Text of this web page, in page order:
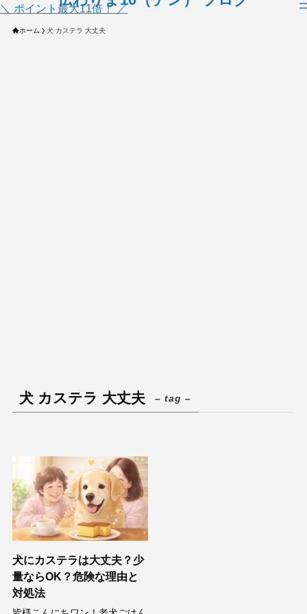
＼ ポイント最大11倍！ ／
ホーム 犬 カステラ 大丈夫
犬 カステラ 大丈夫 – tag –
犬にカステラは大丈夫？少
量ならOK？危険な理由と
対処法